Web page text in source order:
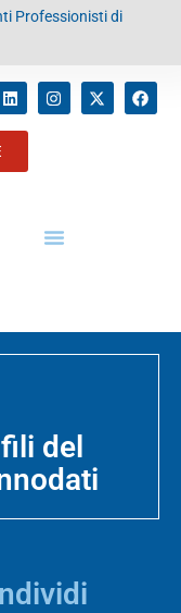
Professionisti di
del